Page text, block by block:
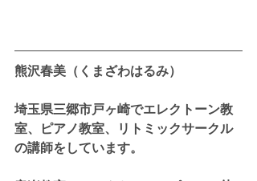
熊沢春美（くまざわはるみ）
埼玉県三郷市戸ヶ崎でエレクトーン教
室、ピアノ教室、リトミックサークル
の講師をしています。